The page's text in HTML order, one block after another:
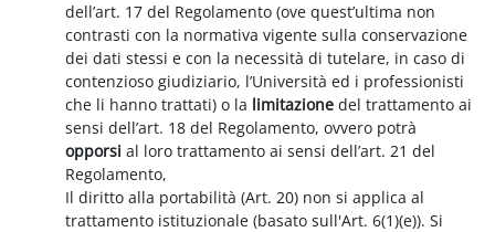
dell’art. 17 del Regolamento (ove quest’ultima non
contrasti con la normativa vigente sulla conservazione
dei dati stessi e con la necessità di tutelare, in caso di
contenzioso giudiziario, l’Università ed i professionisti
che li hanno trattati) o la limitazione del trattamento ai
sensi dell’art. 18 del Regolamento, ovvero potrà
opporsi al loro trattamento ai sensi dell’art. 21 del
Regolamento,
Il diritto alla portabilità (Art. 20) non si applica al
trattamento istituzionale (basato sull'Art. 6(1)(e)). Si